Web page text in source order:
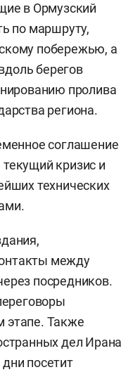
в Ормузский
по маршруту,
побережью, а
берегов
пролива
региона.
соглашение
кризис и
технических
между
посредников.
этапе. Также
дел Ирана
посетит